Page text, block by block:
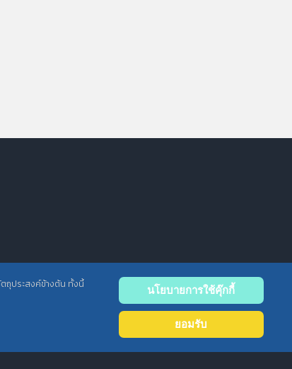
ถุประสงค์ข้างต้น ทั้งนี้
นโยบายการใช้คุ๊กกี้
ยอมรับ
top